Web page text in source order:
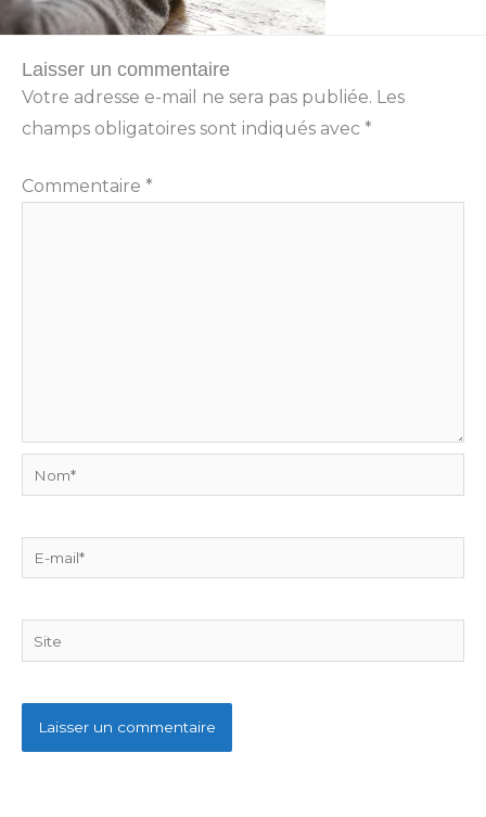
Laisser un commentaire
Votre adresse e-mail ne sera pas publiée. Les
champs obligatoires sont indiqués avec *
Commentaire *
Nom*
E-
mail*
Site